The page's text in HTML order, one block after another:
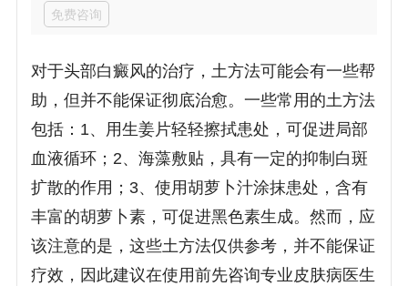
免费咨询
对于头部白癜风的治疗，土方法可能会有一些帮
助，但并不能保证彻底治愈。一些常用的土方法
包括：1、用生姜片轻轻擦拭患处，可促进局部
血液循环；2、海藻敷贴，具有一定的抑制白斑
扩散的作用；3、使用胡萝卜汁涂抹患处，含有
丰富的胡萝卜素，可促进黑色素生成。然而，应
该注意的是，这些土方法仅供参考，并不能保证
疗效，因此建议在使用前先咨询专业皮肤病医生